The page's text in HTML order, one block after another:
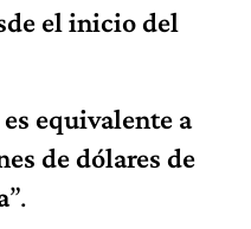
el inicio del
es equivalente a
de dólares de
”.